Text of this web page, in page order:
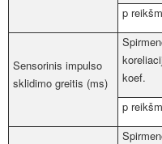
p
Sensorinis impulso
sklidimo greitis (ms)
koef.
p